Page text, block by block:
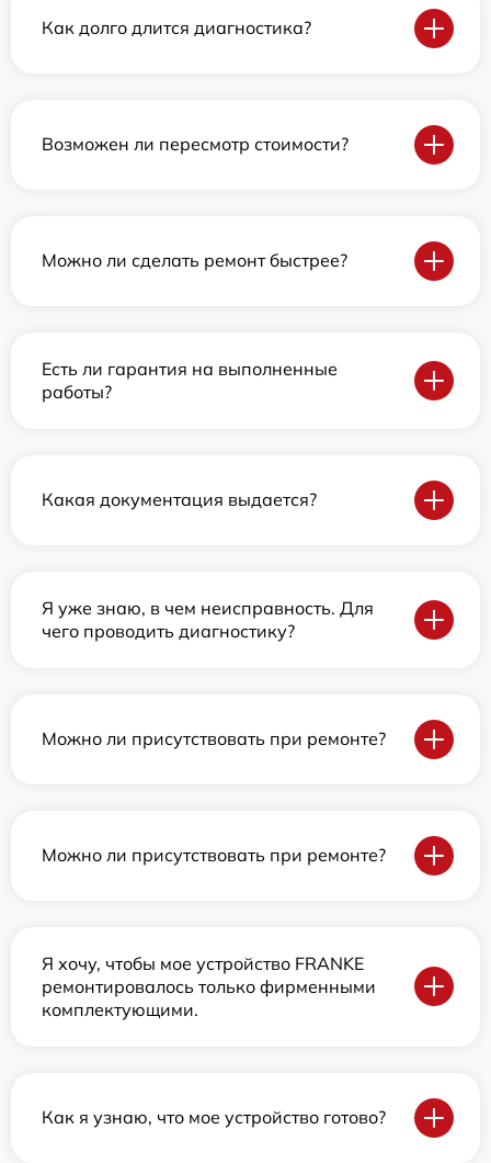
Как долго длится диагностика?
Возможен ли пересмотр стоимости?
Можно ли сделать ремонт быстрее?
Есть ли гарантия на выполненные
работы?
Какая документация выдается?
Я уже знаю, в чем неисправность. Для
чего проводить диагностику?
Можно ли присутствовать при ремонте?
Можно ли присутствовать при ремонте?
Я хочу, чтобы мое устройство FRANKE
ремонтировалось только фирменными
комплектующими.
Как я узнаю, что мое устройство готово?